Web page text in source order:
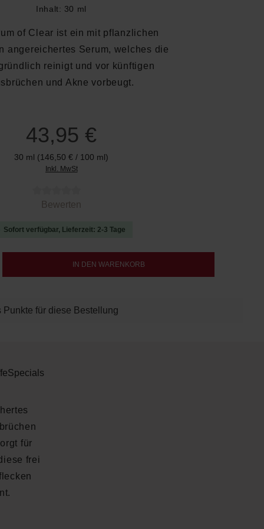
Inhalt: 30 ml
of Clear ist ein mit pflanzlichen
angereichertes Serum, welches die
reinigt und vor künftigen
und Akne vorbeugt.
43,95 €
30 ml (146,50 € / 100 ml)
Inkl. MwSt
0 von 5 Sternen
Bewerten
Sofort verfügbar, Lieferzeit: 2-3 Tage
den gewünschten Wert ein oder
IN DEN WARENKORB
Punkte für diese Bestellung
Specials
für
frei